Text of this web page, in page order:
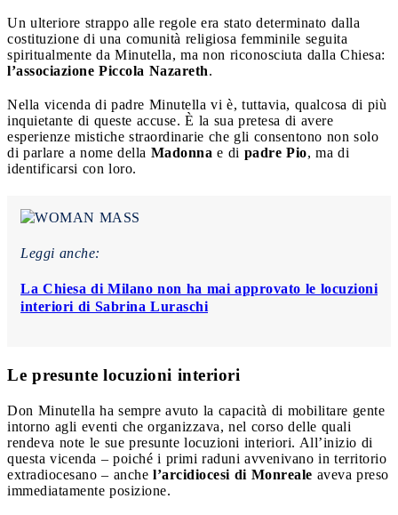
Un ulteriore strappo alle regole era stato determinato dalla
costituzione di una comunità religiosa femminile seguita
spiritualmente da Minutella, ma non riconosciuta dalla Chiesa:
l’associazione Piccola Nazareth.
Nella vicenda di padre Minutella vi è, tuttavia, qualcosa di più
inquietante di queste accuse. È la sua pretesa di avere
esperienze mistiche straordinarie che gli consentono non solo
di parlare a nome della Madonna e di padre Pio, ma di
identificarsi con loro.
Leggi anche:
La Chiesa di Milano non ha mai approvato le locuzioni
interiori di Sabrina Luraschi
Le presunte locuzioni interiori
Don Minutella ha sempre avuto la capacità di mobilitare gente
intorno agli eventi che organizzava, nel corso delle quali
rendeva note le sue presunte locuzioni interiori. All’inizio di
questa vicenda – poiché i primi raduni avvenivano in territorio
extradiocesano – anche l’arcidiocesi di Monreale aveva preso
immediatamente posizione.